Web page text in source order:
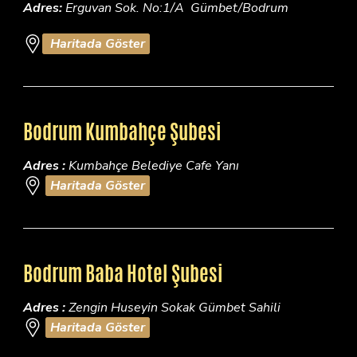
Adres:Erguvan Sok. No:1/A Gümbet/Bodrum
Haritada Göster
Bodrum Kumbahçe Şubesi
Adres :Kumbahçe Belediye Cafe Yanı
Haritada Göster
Bodrum Baba Hotel Şubesi
Adres :Zengin Huseyin Sokak Gümbet Sahili
Haritada Göster